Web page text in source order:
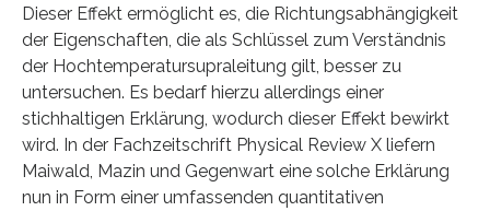
Dieser Effekt ermöglicht es, die Richtungsabhängigkeit
der Eigenschaften, die als Schlüssel zum Verständnis
der Hochtemperatursupraleitung gilt, besser zu
untersuchen. Es bedarf hierzu allerdings einer
stichhaltigen Erklärung, wodurch dieser Effekt bewirkt
wird. In der Fachzeitschrift Physical Review X liefern
Maiwald, Mazin und Gegenwart eine solche Erklärung
nun in Form einer umfassenden quantitativen